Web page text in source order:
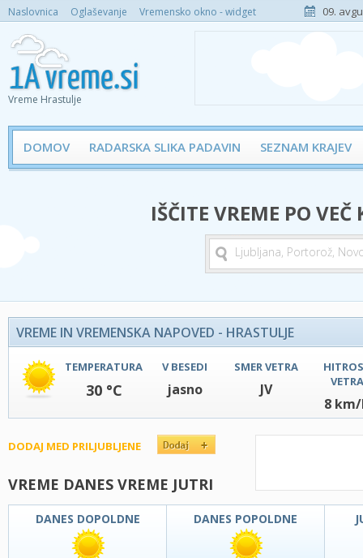
Naslovnica Oglaševanje Vremensko okno - widget 09.
Vreme Hrastulje
DOMOV RADARSKA SLIKA PADAVIN SEZNAM KRAJEV
IŠČITE VREME PO
VREME IN VREMENSKA NAPOVED - HRASTULJE
TEMPERATURA
30 °C
V BESEDI
jasno
SMER VETRA
JV
VETRA
8
DODAJ MED PRILJUBLJENE
VREME DANES VREME JUTRI
DANES DOPOLDNE DANES POPOLDNE